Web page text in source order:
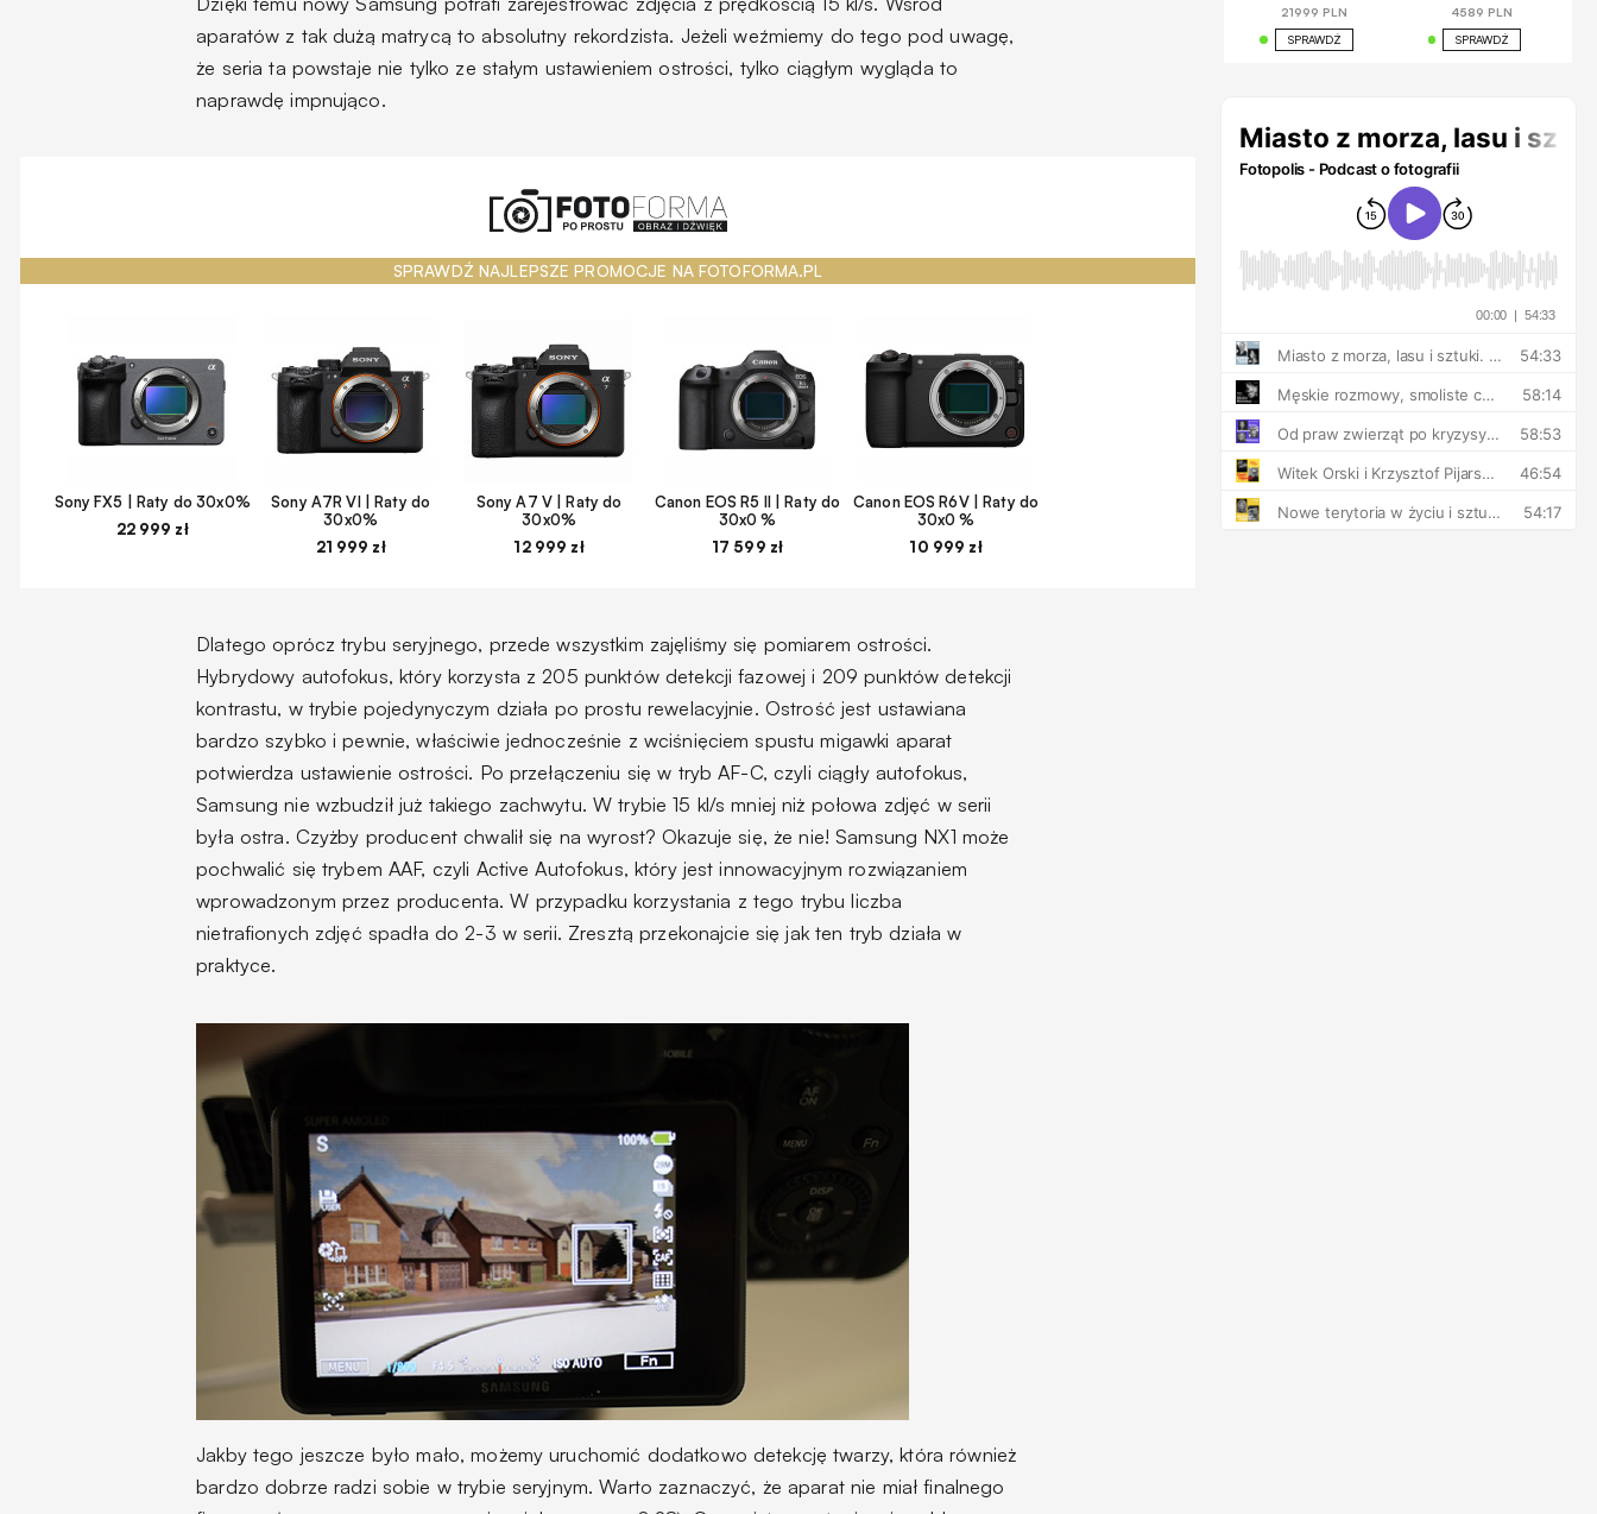
aparatów z tak dużą matrycą to absolutny rekordzista. Jeżeli weźmiemy do tego pod uwagę,
że seria ta powstaje nie tylko ze stałym ustawieniem ostrości, tylko ciągłym wygląda to
naprawdę impnująco.
SPRAWDŹ NAJLEPSZE PROMOCJE NA FOTOFORMA.PL
Sony FX5 | Raty do 30x0%
22 999 zł
Sony A7R VI | Raty do
30x0%
21 999 zł
Sony A7 V | Raty do
30x0%
12 999 zł
Canon EOS R5 II | Raty do
30x0 %
17 599 zł
Canon EOS R6V | Raty do
30x0 %
10 999 zł
Dlatego oprócz trybu seryjnego, przede wszystkim zajęliśmy się pomiarem ostrości.
Hybrydowy autofokus, który korzysta z 205 punktów detekcji fazowej i 209 punktów detekcji
kontrastu, w trybie pojedynyczym działa po prostu rewelacyjnie. Ostrość jest ustawiana
bardzo szybko i pewnie, właściwie jednocześnie z wciśnięciem spustu migawki aparat
potwierdza ustawienie ostrości. Po przełączeniu się w tryb AF-C, czyli ciągły autofokus,
Samsung nie wzbudził już takiego zachwytu. W trybie 15 kl/s mniej niż połowa zdjęć w serii
była ostra. Czyżby producent chwalił się na wyrost? Okazuje się, że nie! Samsung NX1 może
pochwalić się trybem AAF, czyli Active Autofokus, który jest innowacyjnym rozwiązaniem
wprowadzonym przez producenta. W przypadku korzystania z tego trybu liczba
nietrafionych zdjęć spadła do 2-3 w serii. Zresztą przekonajcie się jak ten tryb działa w
praktyce.
Jakby tego jeszcze było mało, możemy uruchomić dodatkowo detekcję twarzy, która również
bardzo dobrze radzi sobie w trybie seryjnym. Warto zaznaczyć, że aparat nie miał finalnego
21999 PLN
SPRAWDŹ
4589 PLN
SPRAWDŹ